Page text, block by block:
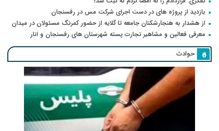
بازدید از پروژه های در دست اجرای شرکت مس در رفسنجان
از هشدار به هنجارشکنان جامعه تا گلایه از حضور کمرنگ مسئولان در میدان
معرفی فعالین و مشاهیر تجارت پسته شهرستان های رفسنجان و انار
حوادث